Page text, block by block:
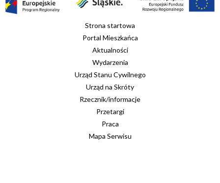
Strona startowa
Portal Mieszkańca
Aktualności
Wydarzenia
Urząd Stanu Cywilnego
Urząd na Skróty
Rzecznik/informacje
Przetargi
Praca
Mapa Serwisu